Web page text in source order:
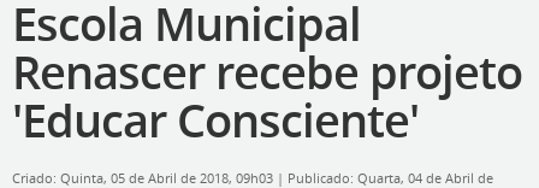
Escola Municipal
Renascer recebe projeto
'Educar Consciente'
Criado: Quinta, 05 de Abril de 2018, 09h03 | Publicado: Quarta, 04 de Abril de